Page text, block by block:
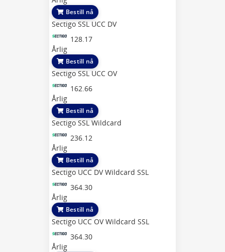
Bestill nå
Sectigo SSL UCC DV
128.17
Årlig
Bestill nå
Sectigo SSL UCC OV
162.66
Årlig
Bestill nå
Sectigo SSL Wildcard
236.12
Årlig
Bestill nå
Sectigo UCC DV Wildcard SSL
364.30
Årlig
Bestill nå
Sectigo UCC OV Wildcard SSL
364.30
Årlig